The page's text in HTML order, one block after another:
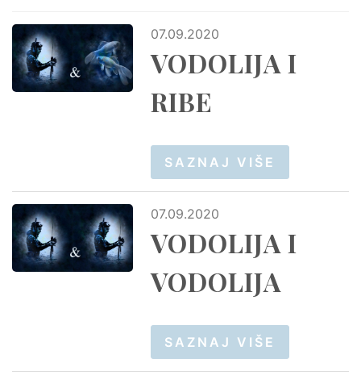
07.09.2020
VODOLIJA I
RIBE
SAZNAJ VIŠE
07.09.2020
VODOLIJA I
VODOLIJA
SAZNAJ VIŠE